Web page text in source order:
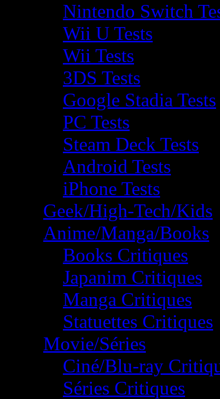
Nintendo Switch
Wii U Tests
Wii Tests
3DS Tests
Google Stadia Tests
PC Tests
Steam Deck Tests
Android Tests
iPhone Tests
Geek/High-Tech/Kids
Anime/Manga/Books
Books Critiques
Japanim Critiques
Manga Critiques
Statuettes Critiques
Movie/Séries
Ciné/Blu-ray
Séries Critiques